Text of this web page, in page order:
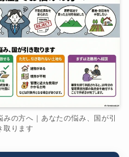
の方へ｜あなたの悩み、国が引
取ります